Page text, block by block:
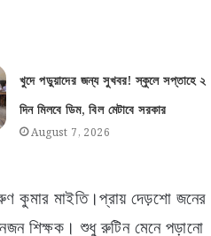
খুদে পড়ুয়াদের জন্য সুখবর! স্কুলে সপ্তাহে ২
দিন মিলবে ডিম, বিল মেটাবে সরকার
August 7, 2026
কুমার মাইতি।প্রায় দেড়শো জনের
শিক্ষক। শুধু রুটিন মেনে পড়ানো